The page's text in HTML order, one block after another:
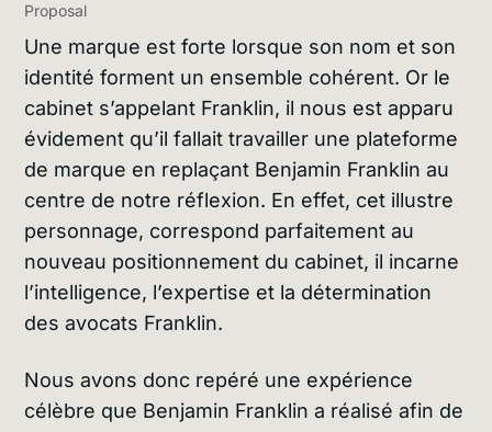
Proposal
Une marque est forte lorsque son nom et son
identité forment un ensemble cohérent. Or le
cabinet s’appelant Franklin, il nous est apparu
évidement qu’il fallait travailler une plateforme
de marque en replaçant Benjamin Franklin au
centre de notre réflexion. En effet, cet illustre
personnage, correspond parfaitement au
nouveau positionnement du cabinet, il incarne
l’intelligence, l’expertise et la détermination
des avocats Franklin.
Nous avons donc repéré une expérience
célèbre que Benjamin Franklin a réalisé afin de